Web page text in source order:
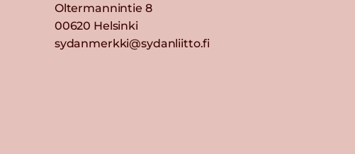
Oltermannintie 8
00620 Helsinki
sydanmerkki@sydanliitto.fi